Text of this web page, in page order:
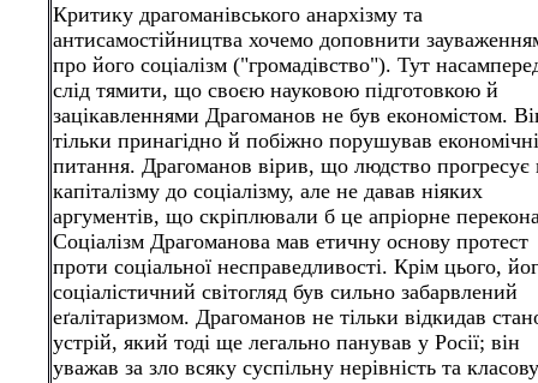
Критику драгоманівського анархізму та
антисамостійництва хочемо доповнити
про його соціалізм ("громадівство"). Тут
слід тямити, що своєю науковою підготовкою й
зацікавленнями Драгоманов не був економістом.
тільки принагідно й побіжно порушував економічні
питання. Драгоманов вірив, що людство прогресує
капіталізму до соціалізму, але не давав ніяких
аргументів, що скріплювали б це апріорне
Соціалізм Драгоманова мав етичну основу протест
проти соціальної несправедливості. Крім цього,
соціалістичний світогляд був сильно забарвлений
еґалітаризмом. Драгоманов не тільки відкидав
устрій, який тоді ще легально панував у Росії; він
уважав за зло всяку суспільну нерівність та класову